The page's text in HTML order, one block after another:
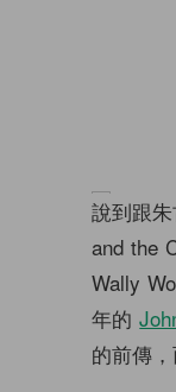
說到跟
and the
Wally
年的
的前傳